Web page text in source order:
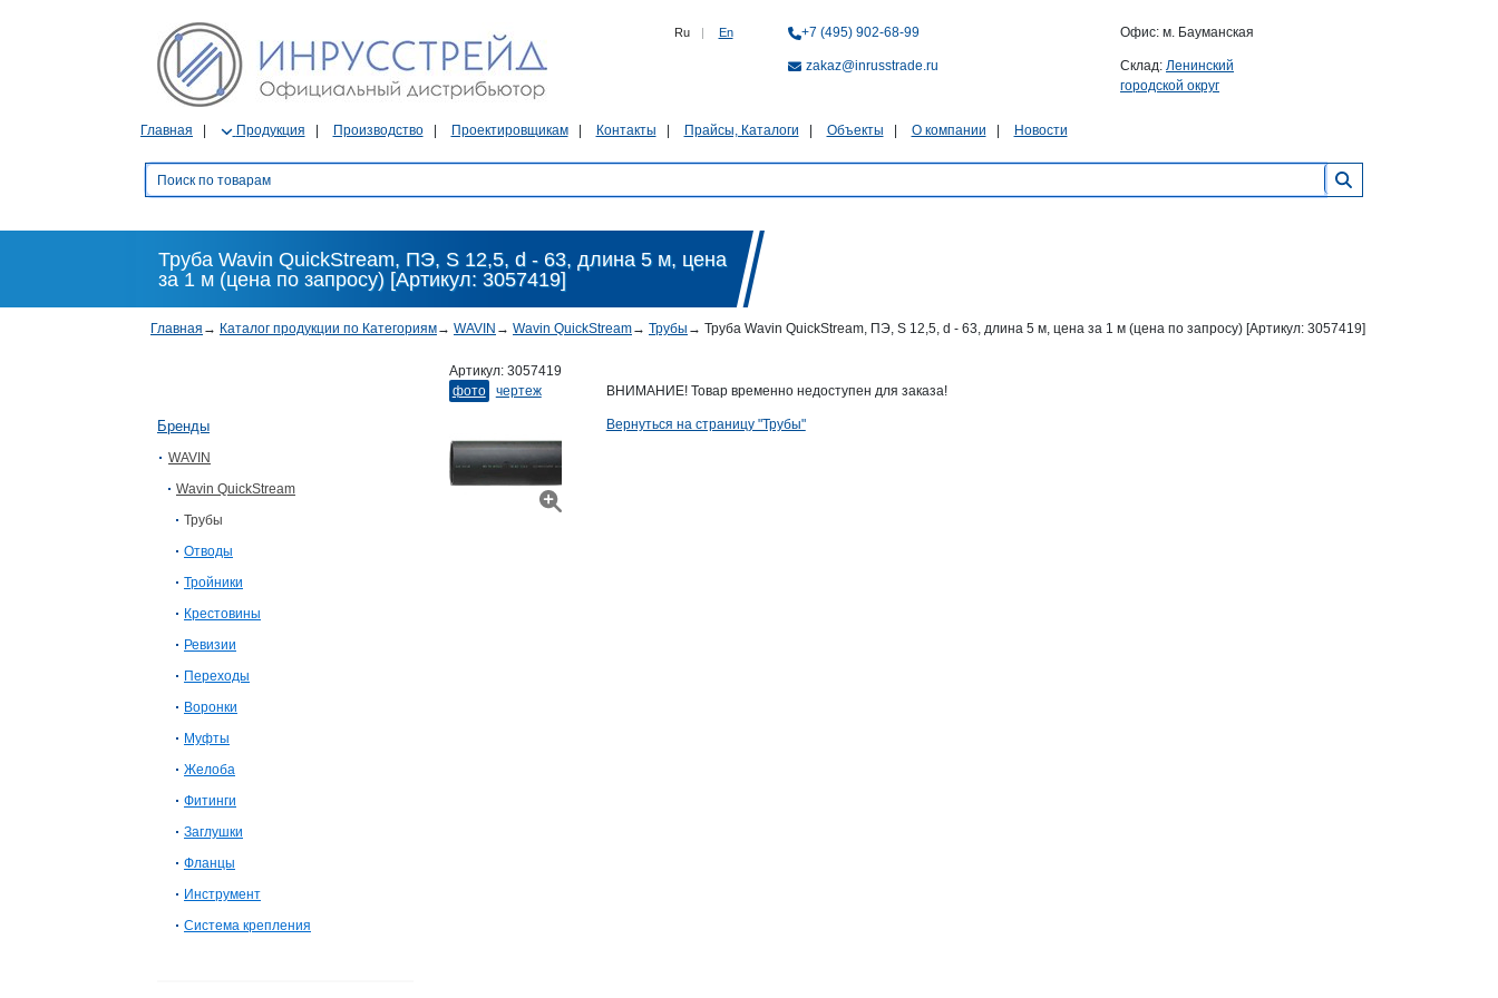
Ru | En +7 (495) 902-68-99
zakaz@inrusstrade.ru
Офис: м. Бауманская
Склад: Ленинский
городской округ
Главная Продукция Производство Проектировщикам Контакты Прайсы, Каталоги Объекты О компании Новости
Труба Wavin QuickStream, ПЭ, S 12,5, d - 63, длина 5 м, цена
за 1 м (цена по запросу) [Артикул: 3057419]
Главная → Каталог продукции по Категориям→ WAVIN → Wavin QuickStream→ Трубы → Труба Wavin QuickStream, ПЭ, S 12,5, d - 63, длина 5 м, цена за 1 м (цена по запросу) [Артикул: 3057419]
Бренды
WAVIN
Wavin QuickStream
Трубы
Отводы
Тройники
Крестовины
Ревизии
Переходы
Воронки
Муфты
Желоба
Фитинги
Заглушки
Фланцы
Инструмент
Система крепления
Артикул: 3057419
фото
чертеж ВНИМАНИЕ! Товар временно недоступен для заказа!
Вернуться на страницу "Трубы"